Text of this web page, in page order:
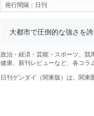
発行間隔： 日刊
大都市で圧倒的な強さを
政治・経済・芸能・スポーツ、競
健康、新刊レビューなど、各コラ
日刊ゲンダイ（関東版）は、関